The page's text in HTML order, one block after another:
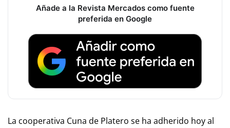
Añade a la Revista Mercados como fuente
preferida en Google
La cooperativa Cuna de Platero se ha adherido hoy al